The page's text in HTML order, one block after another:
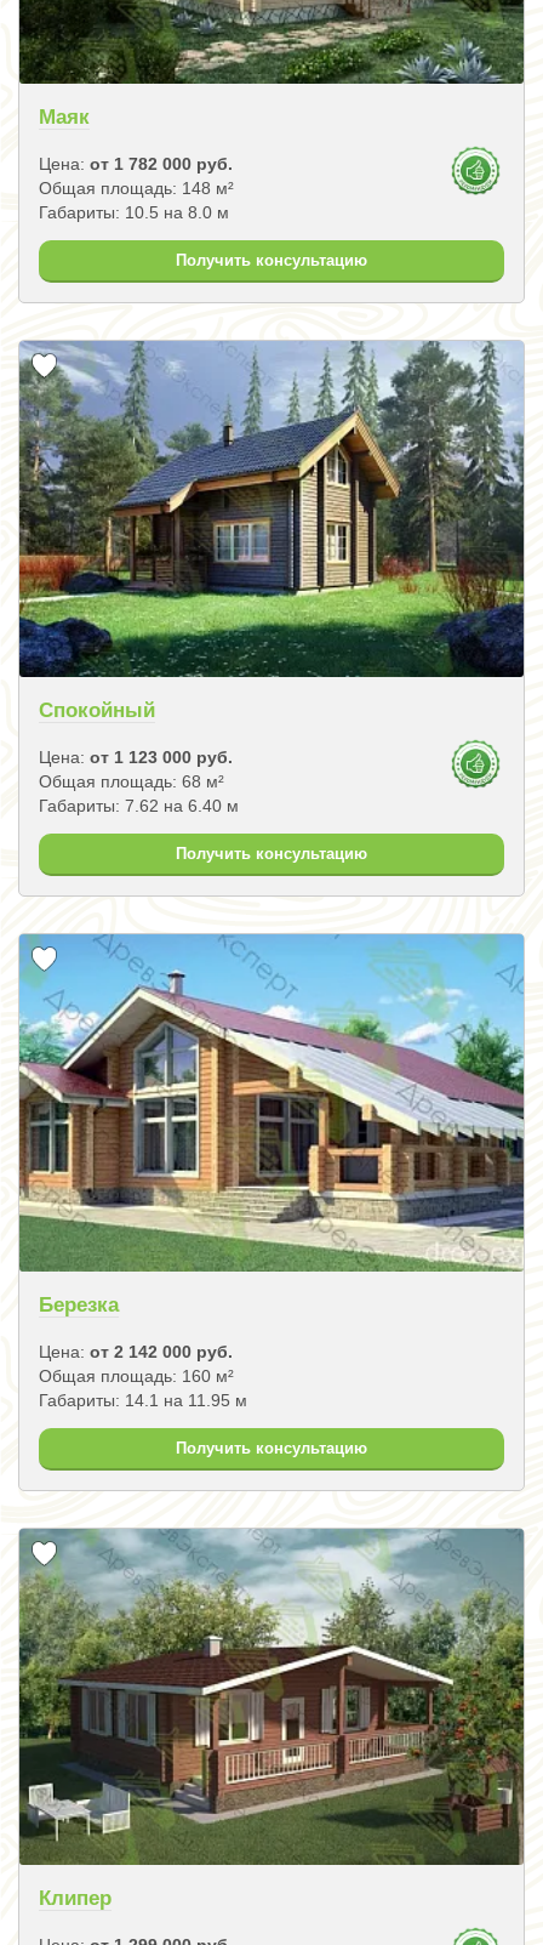
Маяк
Цена: от 1 782 000 руб.
Общая площадь: 148 м²
Габариты: 10.5 на 8.0 м
Получить консультацию
Спокойный
Цена: от 1 123 000 руб.
Общая площадь: 68 м²
Габариты: 7.62 на 6.40 м
Получить консультацию
Березка
Цена: от 2 142 000 руб.
Общая площадь: 160 м²
Габариты: 14.1 на 11.95 м
Получить консультацию
Клипер